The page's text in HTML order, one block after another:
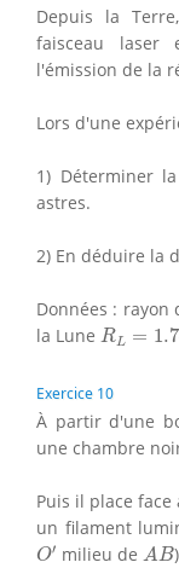
Depuis la
faisceau
l'émission de la
Lors d'une
1) Déterminer
astres.
2) En déduire la
Données : rayon
la Lune RL =
RL =1.74
Exercice 10
À partir d'une
une chambre
Puis il place
un filament
O′
O′ milieu de AB
A B